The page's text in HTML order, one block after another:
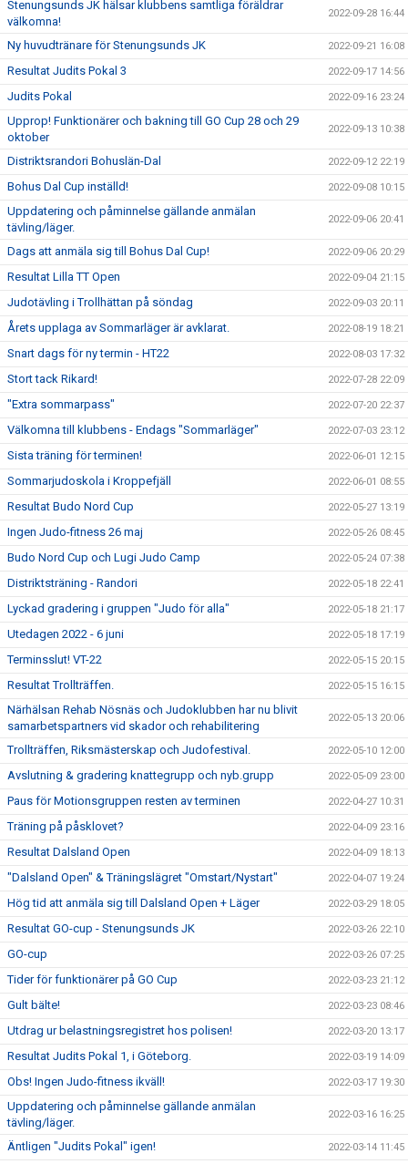
Stenungsunds JK hälsar klubbens samtliga föräldrar
välkomna!
2022-09-28 16:44
Ny huvudtränare för Stenungsunds JK 2022-09-21 16:08
Resultat Judits Pokal 3 2022-09-17 14:56
Judits Pokal 2022-09-16 23:24
Upprop! Funktionärer och bakning till GO Cup 28 och 29
oktober
2022-09-13 10:38
Distriktsrandori Bohuslän-Dal 2022-09-12 22:19
Bohus Dal Cup inställd! 2022-09-08 10:15
Uppdatering och påminnelse gällande anmälan
tävling/läger.
2022-09-06 20:41
Dags att anmäla sig till Bohus Dal Cup! 2022-09-06 20:29
Resultat Lilla TT Open 2022-09-04 21:15
Judotävling i Trollhättan på söndag 2022-09-03 20:11
Årets upplaga av Sommarläger är avklarat. 2022-08-19 18:21
Snart dags för ny termin - HT22 2022-08-03 17:32
Stort tack Rikard! 2022-07-28 22:09
"Extra sommarpass" 2022-07-20 22:37
Välkomna till klubbens - Endags "Sommarläger" 2022-07-03 23:12
Sista träning för terminen! 2022-06-01 12:15
Sommarjudoskola i Kroppefjäll 2022-06-01 08:55
Resultat Budo Nord Cup 2022-05-27 13:19
Ingen Judo-fitness 26 maj 2022-05-26 08:45
Budo Nord Cup och Lugi Judo Camp 2022-05-24 07:38
Distriktsträning - Randori 2022-05-18 22:41
Lyckad gradering i gruppen "Judo för alla" 2022-05-18 21:17
Utedagen 2022 - 6 juni 2022-05-18 17:19
Terminsslut! VT-22 2022-05-15 20:15
Resultat Trollträffen. 2022-05-15 16:15
Närhälsan Rehab Nösnäs och Judoklubben har nu blivit
samarbetspartners vid skador och rehabilitering
2022-05-13 20:06
Trollträffen, Riksmästerskap och Judofestival. 2022-05-10 12:00
Avslutning & gradering knattegrupp och nyb.grupp 2022-05-09 23:00
Paus för Motionsgruppen resten av terminen 2022-04-27 10:31
Träning på påsklovet? 2022-04-09 23:16
Resultat Dalsland Open 2022-04-09 18:13
"Dalsland Open" & Träningslägret "Omstart/Nystart" 2022-04-07 19:24
Hög tid att anmäla sig till Dalsland Open + Läger 2022-03-29 18:05
Resultat GO-cup - Stenungsunds JK 2022-03-26 22:10
GO-cup 2022-03-26 07:25
Tider för funktionärer på GO Cup 2022-03-23 21:12
Gult bälte! 2022-03-23 08:46
Utdrag ur belastningsregistret hos polisen! 2022-03-20 13:17
Resultat Judits Pokal 1, i Göteborg. 2022-03-19 14:09
Obs! Ingen Judo-fitness ikväll! 2022-03-17 19:30
Uppdatering och påminnelse gällande anmälan
tävling/läger.
2022-03-16 16:25
Äntligen "Judits Pokal" igen! 2022-03-14 11:45